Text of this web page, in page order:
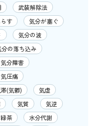
武装解除法
す
気分が塞ぐ
気分の波
分の落ち込み
気分障害
気圧痛
(気鬱)
気虚
気質
気逆
茶
水分代謝